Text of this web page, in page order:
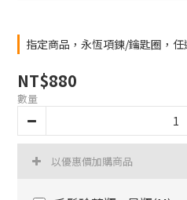
指定商品，永恆項鍊/鑰匙圈，
NT$880
數量
以優惠價加購商品